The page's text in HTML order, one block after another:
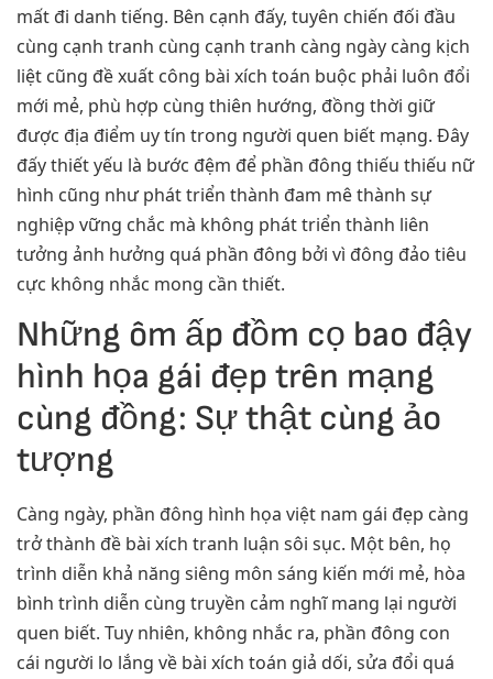
mất đi danh tiếng. Bên cạnh đấy, tuyên chiến đối đầu
cùng cạnh tranh cùng cạnh tranh càng ngày càng kịch
liệt cũng đề xuất công bài xích toán buộc phải luôn đổi
mới mẻ, phù hợp cùng thiên hướng, đồng thời giữ
được địa điểm uy tín trong người quen biết mạng. Đây
đấy thiết yếu là bước đệm để phần đông thiếu thiếu nữ
hình cũng như phát triển thành đam mê thành sự
nghiệp vững chắc mà không phát triển thành liên
tưởng ảnh hưởng quá phần đông bởi vì đông đảo tiêu
cực không nhắc mong cần thiết.
Những ôm ấp đồm cọ bao đậy
hình họa gái đẹp trên mạng
cùng đồng: Sự thật cùng ảo
tượng
Càng ngày, phần đông hình họa việt nam gái đẹp càng
trở thành đề bài xích tranh luận sôi sục. Một bên, họ
trình diễn khả năng siêng môn sáng kiến mới mẻ, hòa
bình trình diễn cùng truyền cảm nghĩ mang lại người
quen biết. Tuy nhiên, không nhắc ra, phần đông con
cái người lo lắng về bài xích toán giả dối, sửa đổi quá